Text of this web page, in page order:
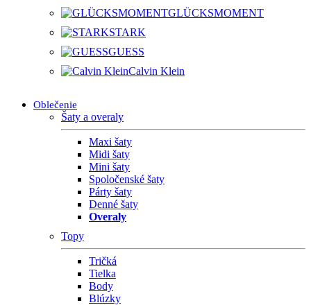
GLÜCKSMOMENT
STARK
GUESS
Calvin Klein
Oblečenie
Šaty a overaly
Maxi šaty
Midi šaty
Mini šaty
Spoločenské šaty
Párty šaty
Denné šaty
Overaly
Topy
Tričká
Tielka
Body
Blúzky